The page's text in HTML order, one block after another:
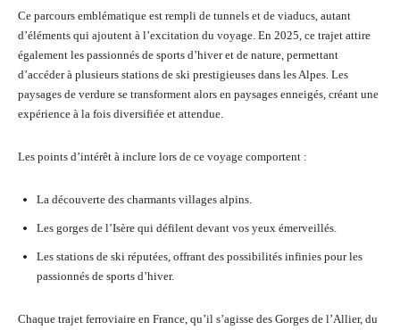
Ce parcours emblématique est rempli de tunnels et de viaducs, autant
d’éléments qui ajoutent à l’excitation du voyage. En 2025, ce trajet attire
également les passionnés de sports d’hiver et de nature, permettant
d’accéder à plusieurs stations de ski prestigieuses dans les Alpes. Les
paysages de verdure se transforment alors en paysages enneigés, créant une
expérience à la fois diversifiée et attendue.
Les points d’intérêt à inclure lors de ce voyage comportent :
La découverte des charmants villages alpins.
Les gorges de l’Isère qui défilent devant vos yeux émerveillés.
Les stations de ski réputées, offrant des possibilités infinies pour les
passionnés de sports d’hiver.
Chaque trajet ferroviaire en France, qu’il s’agisse des Gorges de l’Allier, du